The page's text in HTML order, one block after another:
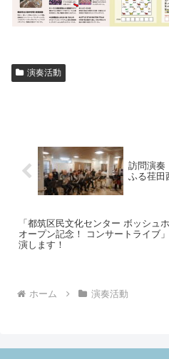
演奏活動
訪問演
ふる荏田
「都筑区民文化センター ボッシュ
オープン記念！ コンサートライブ
演します！
ホーム 演奏活動